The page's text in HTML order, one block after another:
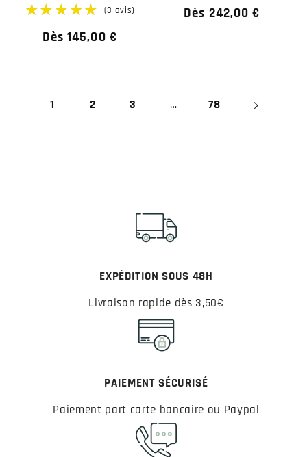
Prix
Dès 145,00 €
Prix
Dès 242,00 €
1 2 3 … 78
EXPÉDITION SOUS 48H
Livraison rapide dès 3,50€
PAIEMENT SÉCURISÉ
Paiement part carte bancaire ou Paypal